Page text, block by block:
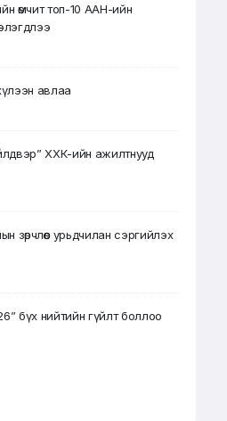
өмчит топ-10 ААН-ийн
авлаа
ХХК-ийн ажилтнууд
зөрчлөөс урьдчилан сэргийлэх
бүх нийтийн гүйлт боллоо